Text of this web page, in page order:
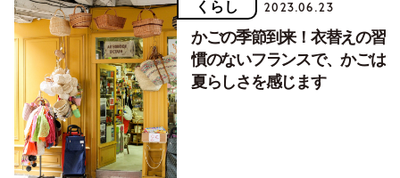
くらし 2023.06.23
かごの季節到来！衣替えの習
慣のないフランスで、かごは
夏らしさを感じます